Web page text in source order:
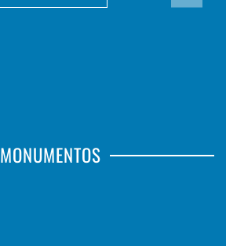
MONUMENTOS